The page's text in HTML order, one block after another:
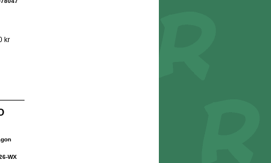
kr
WX